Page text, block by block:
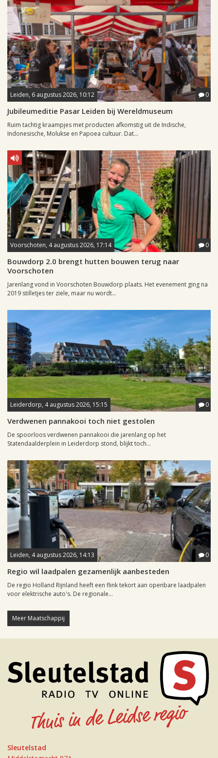
Leiden, 6 augustus 2026, 10:12 0
Jubileumeditie Pasar Leiden bij Wereldmuseum
Ruim tachtig kraampjes met producten afkomstig uit de Indische,
Indonesische, Molukse en Papoea cultuur. Dat...
Voorschoten, 4 augustus 2026, 17:14 0
Bouwdorp 2.0 brengt hutten bouwen terug naar
Voorschoten
Jarenlang vond in Voorschoten Bouwdorp plaats. Het evenement ging na
2019 stilletjes ter ziele, maar nu wordt...
Leiderdorp, 4 augustus 2026, 15:15 0
Verdwenen pannakooi toch niet gestolen
De spoorloos verdwenen pannakooi die jarenlang op het
Statendaalderplein in Leiderdorp stond, blijkt toch...
Leiden, 4 augustus 2026, 14:13 0
Regio wil laadpalen gezamenlijk aanbesteden
De regio Holland Rijnland heeft een flink tekort aan openbare laadpalen
voor elektrische auto's. De regionale...
Meer Maatschappij
Sleutelstad